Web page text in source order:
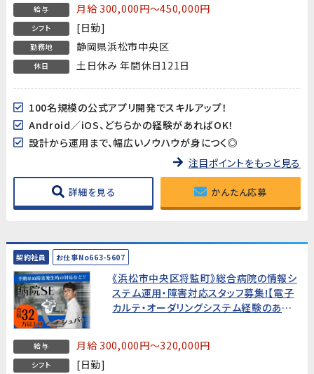
給与 月給 300,000円～450,000円
シフト [日勤]
勤務地 静岡県浜松市中央区
休日 土日休み 年間休日121日
100名規模の公式アプリ開発でスキルアップ！
Android／iOS、どちらかの経験があればOK！
設計から運用まで、幅広いノウハウが身につく◎
注目ポイントをもっと見る
詳細を見る かんたん応募
契約社員 お仕事No663-5607
《浜松市中央区将監町》総合病院の情報シ
ステム運用・障害対応スタッフ募集!【電子
カルテ・オーダリングシステム経験のある
給与 月給 300,000円～320,000円
シフト [日勤]